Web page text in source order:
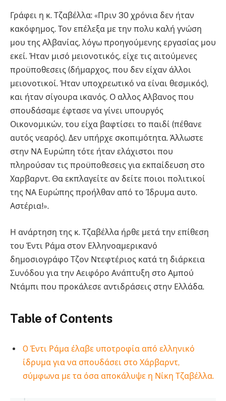
Γράφει η κ. Τζαβέλλα: «Πριν 30 χρόνια δεν ήταν
κακόφημος. Τον επέλεξα με την πολυ καλή γνώση
μου της Αλβανίας, λόγω προηγούμενης εργασίας μου
εκεί. Ήταν μισό μειονοτικός, είχε τις αιτούμενες
προϋποθεσεις (δήμαρχος, που δεν είχαν άλλοι
μειονοτικοί. Ήταν υποχρεωτικό να είναι θεσμικός),
και ήταν σίγουρα ικανός. Ο αλλος Αλβανος που
σπουδάσαμε έφτασε να γίνει υπουργός
Οικονομικών, του είχα βαφτίσει το παιδί (πέθανε
αυτός νεαρός). Δεν υπήρχε σκοπιμότητα. Άλλωστε
στην ΝΑ Ευρώπη τότε ήταν ελάχιστοι που
πληρούσαν τις προϋποθεσεις για εκπαίδευση στο
Χαρβαρντ. Θα εκπλαγείτε αν δείτε ποιοι πολιτικοί
της ΝΑ Ευρώπης προήλθαν από το Ίδρυμα αυτο.
Αστέρια!».
Η ανάρτηση της κ. Τζαβέλλα ήρθε μετά την επίθεση
του Έντι Ράμα στον Ελληνοαμερικανό
δημοσιογράφο Τζον Ντεφτέριος κατά τη διάρκεια
Συνόδου για την Αειφόρο Ανάπτυξη στο Αμπού
Ντάμπι που προκάλεσε αντιδράσεις στην Ελλάδα.
Table of Contents
O Έντι Ράμα έλαβε υποτροφία από ελληνικό
ίδρυμα για να σπουδάσει στο Χάρβαρντ,
σύμφωνα με τα όσα αποκάλυψε η Νίκη Τζαβέλλα.